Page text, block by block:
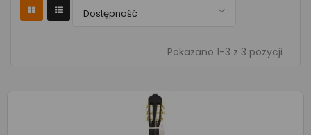
Dostępność 
Pokazano 1-3 z 3 pozycji